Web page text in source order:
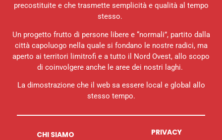
precostituite e che trasmette semplicità e qualità al tempo
stesso.
Un progetto frutto di persone libere e “normali”, partito dalla
città capoluogo nella quale si fondano le nostre radici, ma
aperto ai territori limitrofi e a tutto il Nord Ovest, allo scopo
di coinvolgere anche le aree dei nostri laghi.
La dimostrazione che il web sa essere local e global allo
stesso tempo.
CHI SIAMO PRIVACY